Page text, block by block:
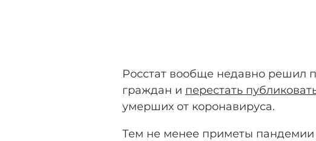
Росстат вообще недавно решил
граждан и перестать
умерших от коронавируса.
Тем не менее приметы пандемии